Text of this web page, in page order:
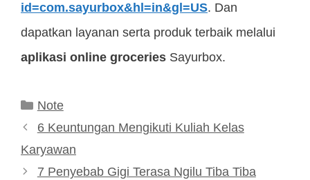
id=com.sayurbox&hl=in&gl=US. Dan
dapatkan layanan serta produk terbaik melalui
aplikasi online groceries Sayurbox.
Kategori
Note
6 Keuntungan Mengikuti Kuliah Kelas
Karyawan
7 Penyebab Gigi Terasa Ngilu Tiba Tiba